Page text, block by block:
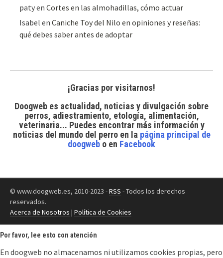
patyenCortes en las almohadillas, cómo actuar
Isabel enCaniche Toy del Nilo en opiniones y reseñas:
qué debes saber antes de adoptar
¡Gracias por visitarnos!
Doogweb es actualidad, noticias y divulgación sobre
perros, adiestramiento, etología, alimentación,
veterinaria... Puedes encontrar más información y
noticias del mundo del perroen la página principal de
doogweb o en Facebook
© www.doogweb.es, 2010-2023 -RSS - Todos los derechos
reservados.
Acerca de Nosotros | Política de Cookies
Por favor, lee esto con atención
En doogweb no almacenamos ni utilizamos cookies propias, pero